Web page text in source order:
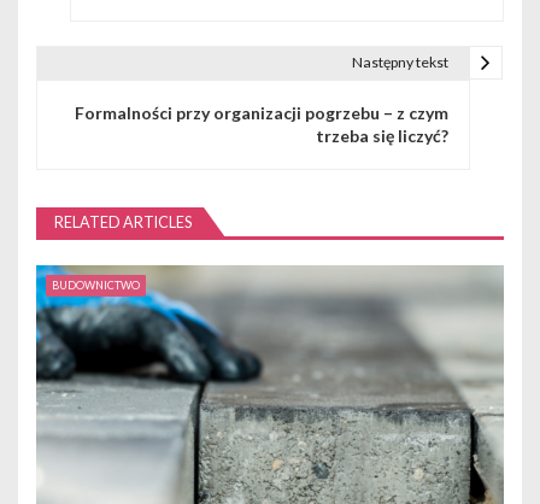
j
a
w
p
i
Następny tekst
Formalności przy organizacji pogrzebu – z czym
trzeba się liczyć?
RELATED ARTICLES
BUDOWNICTWO